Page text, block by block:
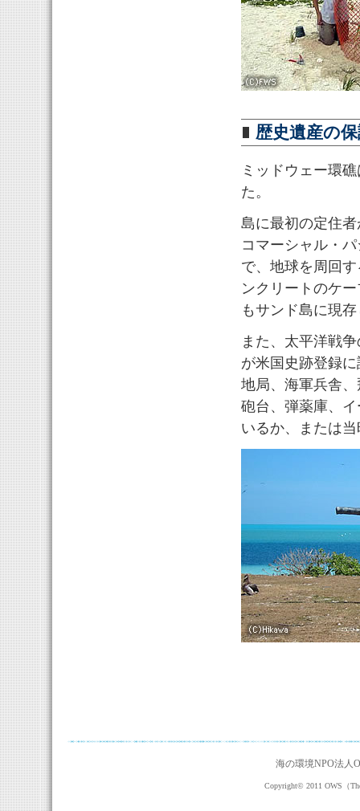
歴史遺産の
ミッドウェー環
た。
島に最初の定住
コマーシャル・
で、地球を周回
ンクリートのケ
もサンド島に現
また、太平洋戦
が米国史跡登録
地局、海軍兵舎
砲台、弾薬庫、
いるか、または
海の環境NPO法人
Copyright© 2011 OWS（